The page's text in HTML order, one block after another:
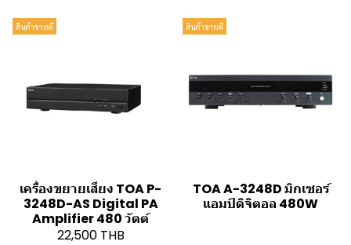
สินค้าขายดี
เครื่องขยายเสียง TOA P-
3248D-AS Digital PA
Amplifier 480 วัตต์
22,500 THB
สินค้าขายดี
TOA A-3248D มิกเซอร์
แอมป์ดิจิตอล 480W